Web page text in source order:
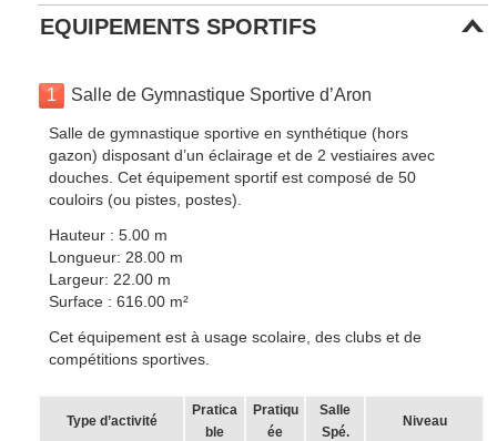
EQUIPEMENTS SPORTIFS
1 Salle de Gymnastique Sportive d’Aron
Salle de gymnastique sportive en synthétique (hors
gazon) disposant d’un éclairage et de 2 vestiaires avec
douches. Cet équipement sportif est composé de 50
couloirs (ou pistes, postes).
Hauteur : 5.00 m
Longueur: 28.00 m
Largeur: 22.00 m
Surface : 616.00 m²
Cet équipement est à usage scolaire, des clubs et de
compétitions sportives.
Type d’activité
Pratica
ble
Pratiqu
ée
Salle
Spé.
Niveau